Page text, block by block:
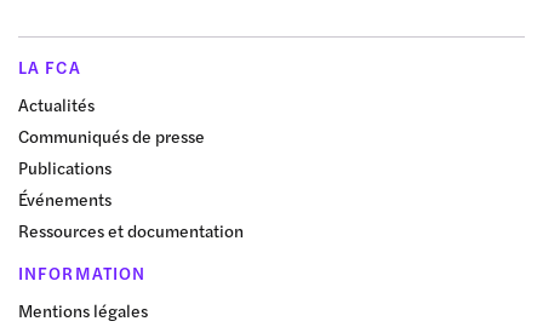
LA FCA
Actualités
Communiqués de presse
Publications
Événements
Ressources et documentation
INFORMATION
Mentions légales